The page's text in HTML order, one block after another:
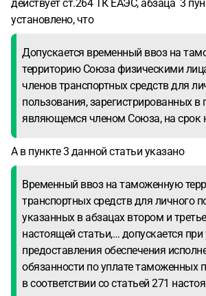
действует ст.264 ТК ЕАЭС, абзаца 3
установлено, что
Допускается временный ввоз на
территорию Союза физическими
членов транспортных средств для
пользования, зарегистрированных в
являющемся членом Союза, на срок
А в пункте 3 данной статьи указано
Временный ввоз на таможенную
транспортных средств для личного
указанных в абзацах втором и
настоящей статьи,… допускается при
предоставления обеспечения
обязанности по уплате таможенных
в соответствии со статьей 271